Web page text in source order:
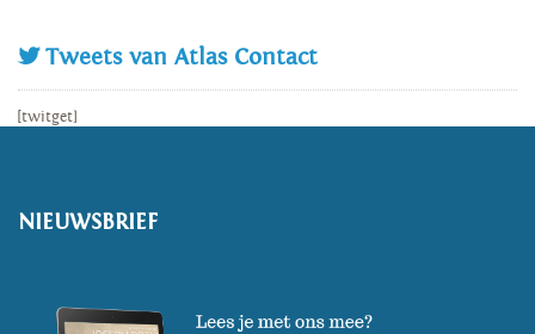
Tweets van Atlas Contact
[twitget]
NIEUWSBRIEF